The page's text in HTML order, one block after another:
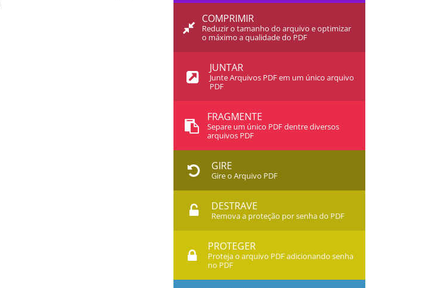
COMPRIMIR
Reduzir o tamanho do arquivo e optimizar
o máximo a qualidade do PDF
JUNTAR
Junte Arquivos PDF em um único arquivo
PDF
FRAGMENTE
Separe um único PDF dentre diversos
arquivos PDF
GIRE
Gire o Arquivo PDF
DESTRAVE
Remova a proteção por senha do PDF
PROTEGER
Proteja o arquivo PDF adicionando senha
no PDF